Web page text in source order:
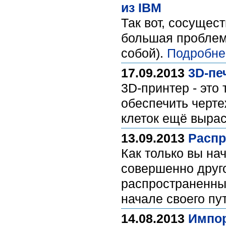
из IBM
Так вот,
большая
собой).
17.09.2013 3D-
3D-принтер - это
обеспечить
клеток ещё
13.09.2013
Как только вы
совершенно
начале своего
14.08.2013